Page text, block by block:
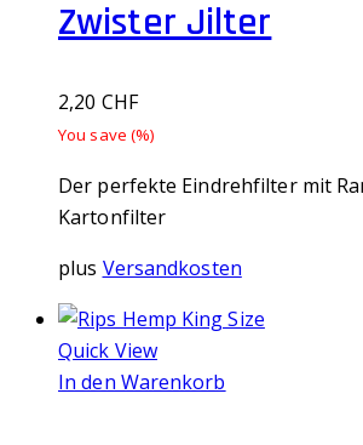
Zwister Jilter
2,20 CHF
You save (%)
Der perfekte Eindrehfilter mit
Kartonfilter
plus Versandkosten
Quick View
In den Warenkorb